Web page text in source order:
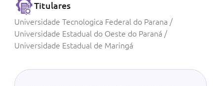
Titulares
Universidade Tecnologica Federal do Parana /
Universidade Estadual do Oeste do Paraná /
Universidade Estadual de Maringá